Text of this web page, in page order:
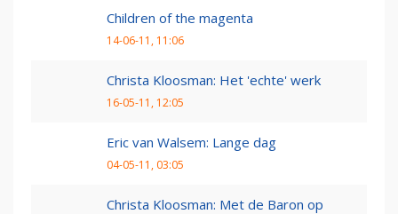
Children of the magenta
14-06-11, 11:06
Christa Kloosman: Het 'echte' werk
16-05-11, 12:05
Eric van Walsem: Lange dag
04-05-11, 03:05
Christa Kloosman: Met de Baron op